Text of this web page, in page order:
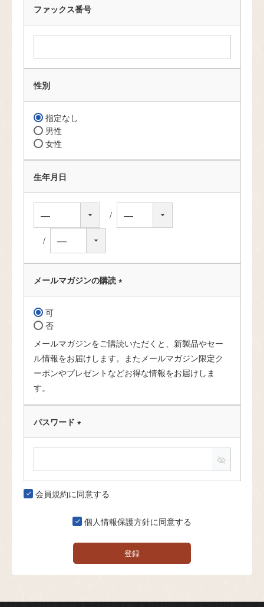
ファックス番号
性別
指定なし
男性
女性
生年月日
メールマガジンの購読
(
可
否
メールマガジンをご購読いただくと、新製品やセー
ル情報をお届けします。またメールマガジン限定ク
ーポンやプレゼントなどお得な情報をお届けしま
す。
パスワード
(
必
)
会員規約に同意する
個人情報保護方針に同意する
登録